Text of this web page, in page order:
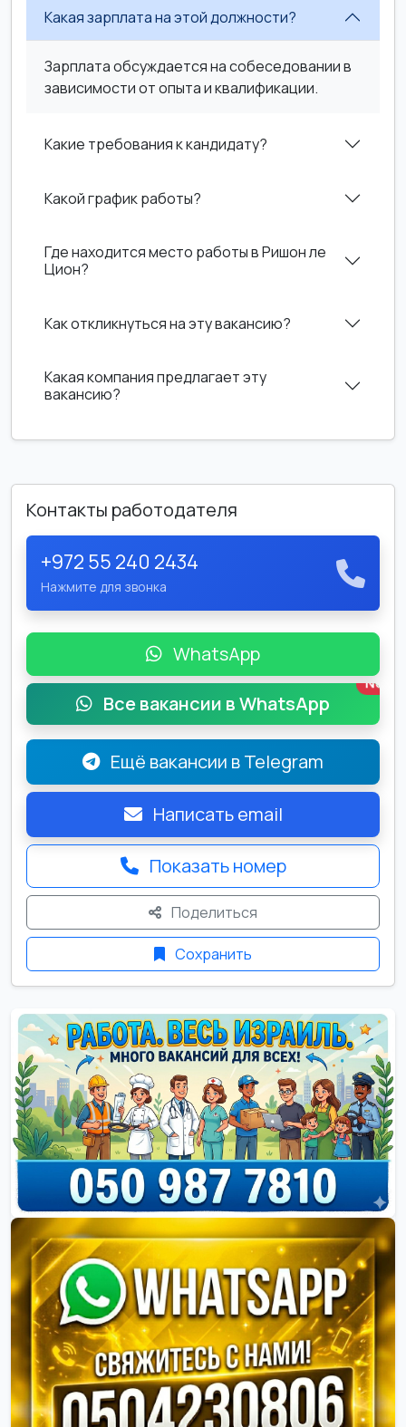
Какая зарплата на этой должности?
Зарплата обсуждается на собеседовании в
зависимости от опыта и квалификации.
Какие требования к кандидату?
Какой график работы?
Где находится место работы в Ришон ле
Цион?
Как откликнуться на эту вакансию?
Какая компания предлагает эту
вакансию?
Контакты работодателя
+972 55 240 2434
Нажмите для звонка
WhatsApp
Все вакансии в WhatsApp
New
Ещё вакансии в Telegram
Написать email
Показать номер
Поделиться
Сохранить